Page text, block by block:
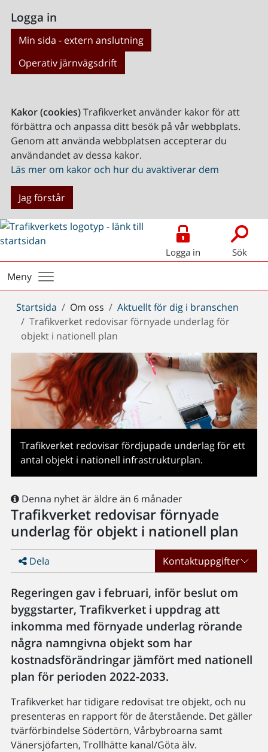
Logga in
Min sida - extern anslutning
Operativ järnvägsdrift
Kakor (cookies)Trafikverket använder kakor för att
förbättra och anpassa ditt besök på vår webbplats.
Genom att använda webbplatsen accepterar du
användandet av dessa kakor.
Läs mer om kakor och hur du avaktiverar dem
Jag förstår
Logga in Sök
Meny
Du
är
här:
Startsida Om oss
Aktuellt för dig i branschen
Trafikverket redovisar förnyade underlag för
objekt i nationell plan
Trafikverket redovisar fördjupade underlag för ett
antal objekt i nationell infrastrukturplan.
Denna nyhet är äldre än 6 månader
Trafikverket redovisar förnyade
underlag för objekt i nationell plan
Dela Kontaktuppgifter
Regeringen gav i februari, inför beslut om
byggstarter, Trafikverket i uppdrag att
inkomma med förnyade underlag rörande
några namngivna objekt som har
kostnadsförändringar jämfört med nationell
plan för perioden 2022-2033.
Trafikverket har tidigare redovisat tre objekt, och nu
presenteras en rapport för de återstående. Det gäller
tvärförbindelse Södertörn, Vårbybroarna samt
Vänersjöfarten, Trollhätte kanal/Göta älv.